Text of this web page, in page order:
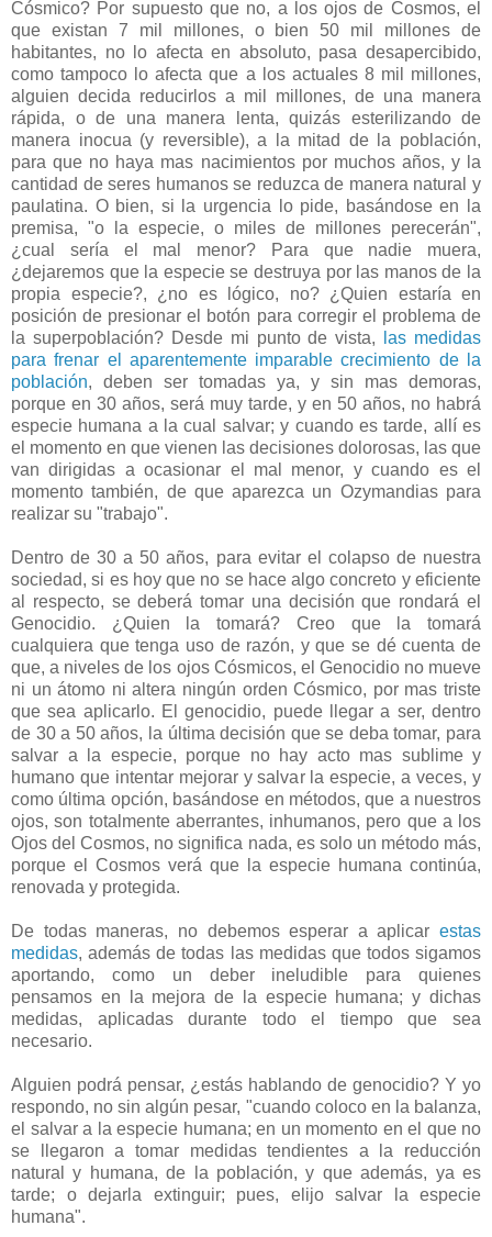
Cósmico? Por supuesto que no, a los ojos de Cosmos, el
que existan 7 mil millones, o bien 50 mil millones de
habitantes, no lo afecta en absoluto, pasa desapercibido,
como tampoco lo afecta que a los actuales 8 mil millones,
alguien decida reducirlos a mil millones, de una manera
rápida, o de una manera lenta, quizás esterilizando de
manera inocua (y reversible), a la mitad de la población,
para que no haya mas nacimientos por muchos años, y la
cantidad de seres humanos se reduzca de manera natural y
paulatina. O bien, si la urgencia lo pide, basándose en la
premisa, "o la especie, o miles de millones perecerán",
¿cual sería el mal menor? Para que nadie muera,
¿dejaremos que la especie se destruya por las manos de la
propia especie?, ¿no es lógico, no? ¿Quien estaría en
posición de presionar el botón para corregir el problema de
la superpoblación? Desde mi punto de vista,
las medidas
para frenar el aparentemente imparable crecimiento de la
población, deben ser tomadas ya, y sin mas demoras,
porque en 30 años, será muy tarde, y en 50 años, no habrá
especie humana a la cual salvar; y cuando es tarde, allí es
el momento en que vienen las decisiones dolorosas, las que
van dirigidas a ocasionar el mal menor, y cuando es el
momento también, de que aparezca un Ozymandias para
realizar su "trabajo".
Dentro de 30 a 50 años, para evitar el colapso de nuestra
sociedad, si es hoy que no se hace algo concreto y eficiente
al respecto, se deberá tomar una decisión que rondará el
Genocidio. ¿Quien la tomará? Creo que la tomará
cualquiera que tenga uso de razón, y que se dé cuenta de
que, a niveles de los ojos Cósmicos, el Genocidio no mueve
ni un átomo ni altera ningún orden Cósmico, por mas triste
que sea aplicarlo. El genocidio, puede llegar a ser, dentro
de 30 a 50 años, la última decisión que se deba tomar, para
salvar a la especie, porque no hay acto mas sublime y
humano que intentar mejorar y salvar la especie, a veces, y
como última opción, basándose en métodos, que a nuestros
ojos, son totalmente aberrantes, inhumanos, pero que a los
Ojos del Cosmos, no significa nada, es solo un método más,
porque el Cosmos verá que la especie humana continúa,
renovada y protegida.
De todas maneras, no debemos esperar a aplicar estas
medidas, además de todas las medidas que todos sigamos
aportando, como un deber ineludible para quienes
pensamos en la mejora de la especie humana; y dichas
medidas, aplicadas durante todo el tiempo que sea
necesario.
Alguien podrá pensar, ¿estás hablando de genocidio? Y yo
respondo, no sin algún pesar, "cuando coloco en la balanza,
el salvar a la especie humana; en un momento en el que no
se llegaron a tomar medidas tendientes a la reducción
natural y humana, de la población, y que además, ya es
tarde; o dejarla extinguir; pues, elijo salvar la especie
humana".